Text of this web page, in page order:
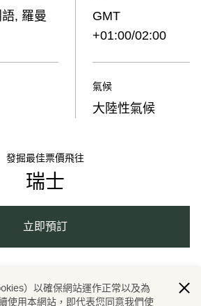
, 羅曼
GMT
+01:00/02:00
氣候
大陸性氣候
發掘最佳票價飛往
瑞士
立即預訂
/ 旅遊 / 酒店及度假村
）以確保網站運作正常以及為
使用本網站，即代表您同意我們使